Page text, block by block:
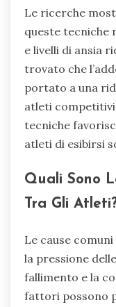
Le ricerche
queste
e livelli di ansia
trovato che
portato a una
atleti
tecniche
atleti di esibirsi
Quali Sono
Tra Gli
Le cause
la pressione
fallimento e la
fattori possono